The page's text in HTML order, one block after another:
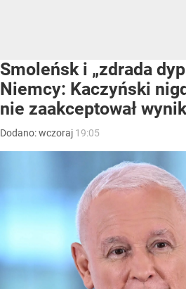
Smoleńsk i „zdrada
Niemcy: Kaczyński
nie zaakceptował
Dodano:wczoraj 19:05